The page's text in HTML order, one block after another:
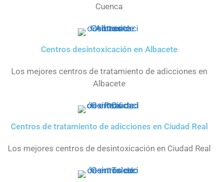
Cuenca
Centros desintoxicación en Albacete
Los mejores centros de tratamiento de adicciones en
Albacete
Centros de tratamiento de adicciones en Ciudad Real
Los mejores centros de desintoxicación en Ciudad Real